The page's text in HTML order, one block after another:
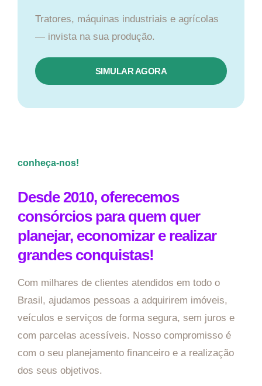
Tratores, máquinas industriais e agrícolas
— invista na sua produção.
SIMULAR AGORA
conheça-nos!
Desde 2010, oferecemos
consórcios para quem quer
planejar, economizar e realizar
grandes conquistas!
Com milhares de clientes atendidos em todo o
Brasil, ajudamos pessoas a adquirirem imóveis,
veículos e serviços de forma segura, sem juros e
com parcelas acessíveis. Nosso compromisso é
com o seu planejamento financeiro e a realização
dos seus objetivos.